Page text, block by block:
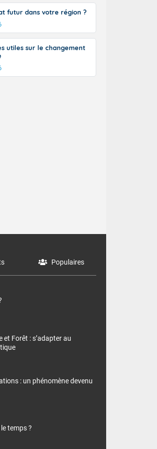
futur dans votre région ?
utiles sur le changement
Populaires
Forêt : s’adapter au
: un phénomène devenu
temps ?